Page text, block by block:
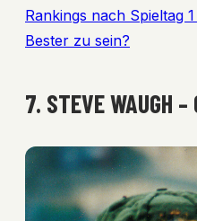
Rankings nach Spieltag
Bester zu sein?
7. STEVE WAUGH –